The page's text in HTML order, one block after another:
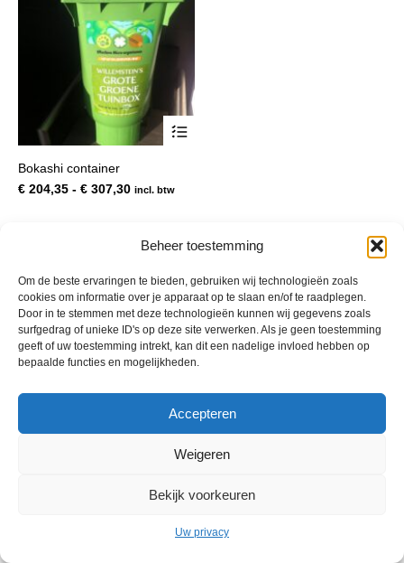
Beheer toestemming
Om de beste ervaringen te bieden, gebruiken wij technologieën zoals
cookies om informatie over je apparaat op te slaan en/of te raadplegen.
Door in te stemmen met deze technologieën kunnen wij gegevens zoals
surfgedrag of unieke ID's op deze site verwerken. Als je geen toestemming
geeft of uw toestemming intrekt, kan dit een nadelige invloed hebben op
bepaalde functies en mogelijkheden.
Accepteren
Weigeren
Bekijk voorkeuren
Uw privacy
gekozen
op
de
productpagina
Bokashi container
€ 204,35 - € 307,30Prijsklasse:
€ 307,30
incl. btw
© 2013 - 2026 De Duurzame Tuin KvK Gouda 29029262 - BTW nr
NL001968744B76 Hosting: